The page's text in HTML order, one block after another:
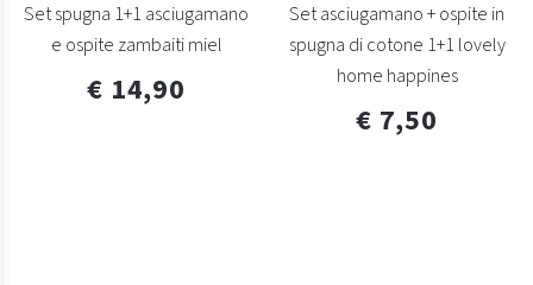
Set spugna 1+1 asciugamano
e ospite zambaiti miel
€ 14,90
Set asciugamano + ospite in
spugna di cotone 1+1 lovely
home happines
€ 7,50